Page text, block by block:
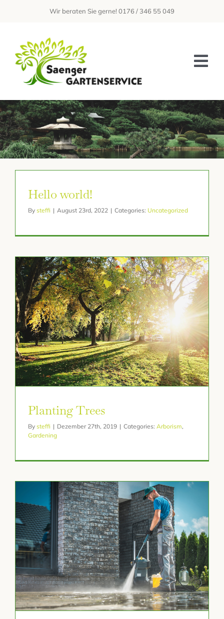
Wir beraten Sie gerne! 0176 / 346 55 049
Home
Über Uns
Leistungen
KontaktHello world!
By steffi | August 23rd, 2022 | Categories: Uncategorized
Planting Trees
By steffi | Dezember 27th, 2019 | Categories: Arborism,
Gardening